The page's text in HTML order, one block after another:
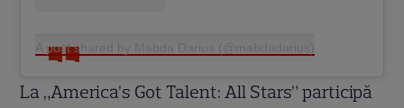
A post shared by Mabda Darius (@mabdadarius)
La „America’s Got Talent: All Stars” participă